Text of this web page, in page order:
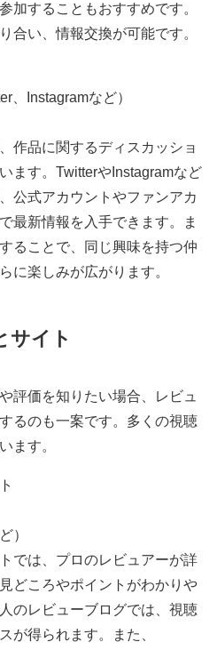
加することもおすすめです。
合い、情報交換が可能です。
、Instagramなど）
作品に関するディスカッショ
ます。TwitterやInstagramなど
公式アカウントやファンアカ
最新情報を入手できます。ま
ることで、同じ興味を持つ仲
に楽しみが広がります。
サイト
評価を知りたい場合、レビュ
るのも一案です。多くの視聴
ます。
）
では、プロのレビュアーが詳
どころやポイントがわかりや
のレビューブログでは、視聴
が得られます。また、